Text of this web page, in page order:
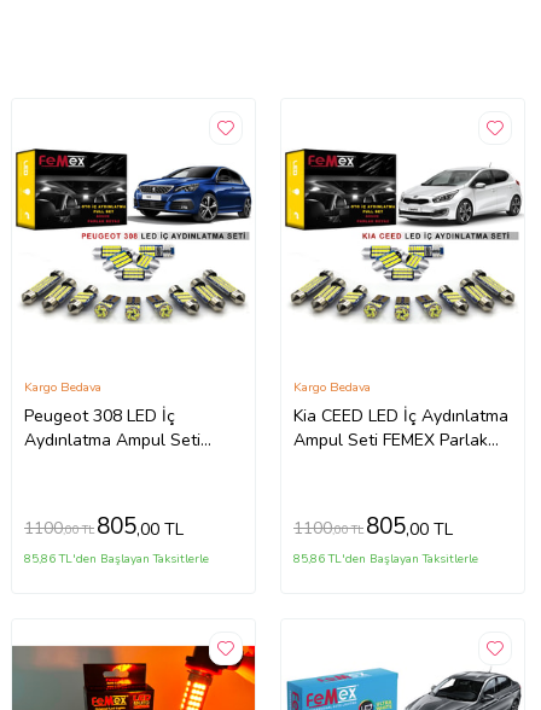
Peugeot 308 LED İç
Aydınlatma Ampul Seti
Kargo Bedava
1100,00 TL 805,00 TL
85,86 TL'den Başlayan Taksitlerle
Kia CEED LED İç Aydınlatma
Ampul Seti FEMEX Parlak
Kargo Bedava
1100,00 TL 805,00 TL
85,86 TL'den Başlayan Taksitlerle